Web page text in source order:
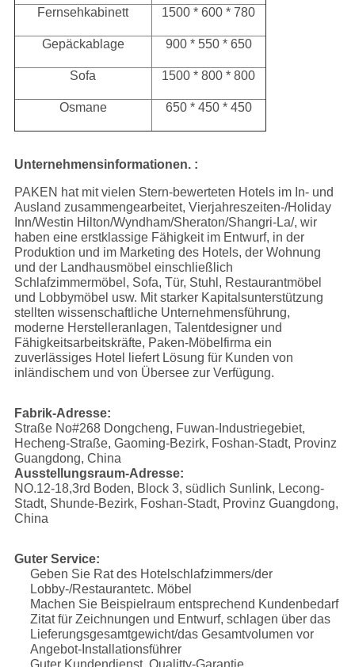
Fernsehkabinett 1500 * 600 * 780
Gepäckablage 900 * 550 * 650
Sofa 1500 * 800 * 800
Osmane 650 * 450 * 450
Unternehmensinformationen. :
PAKEN hat mit vielen Stern-bewerteten Hotels im In- und
Ausland zusammengearbeitet, Vierjahreszeiten-/Holiday
Inn/Westin Hilton/Wyndham/Sheraton/Shangri-La/, wir
haben eine erstklassige Fähigkeit im Entwurf, in der
Produktion und im Marketing des Hotels, der Wohnung
und der Landhausmöbel einschließlich
Schlafzimmermöbel, Sofa, Tür, Stuhl, Restaurantmöbel
und Lobbymöbel usw. Mit starker Kapitalsunterstützung
stellten wissenschaftliche Unternehmensführung,
moderne Herstelleranlagen, Talentdesigner und
Fähigkeitsarbeitskräfte, Paken-Möbelfirma ein
zuverlässiges Hotel liefert Lösung für Kunden von
inländischem und von Übersee zur Verfügung.
Fabrik-Adresse:
Straße No#268 Dongcheng, Fuwan-Industriegebiet,
Hecheng-Straße, Gaoming-Bezirk, Foshan-Stadt, Provinz
Guangdong, China
Ausstellungsraum-Adresse:
NO.12-18,3rd Boden, Block 3, südlich Sunlink, Lecong-
Stadt, Shunde-Bezirk, Foshan-Stadt, Provinz Guangdong,
China
Guter Service:
Geben Sie Rat des Hotelschlafzimmers/der
Lobby-/Restaurantetc. Möbel
Machen Sie Beispielraum entsprechend Kundenbedarf
Zitat für Zeichnungen und Entwurf, schlagen über das
Lieferungsgesamtgewicht/das Gesamtvolumen vor
Angebot-Installationsführer